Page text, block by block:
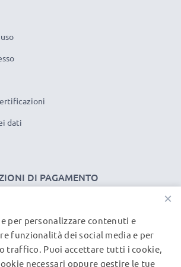
/ a petalo baionetta Paraluce
DI PAGAMENTO
dati
DI SPEDIZIONE
×
per personalizzare contenuti e
funzionalità dei social media e per
traffico. Puoi accettare tutti i cookie,
necessari oppure gestire le tue